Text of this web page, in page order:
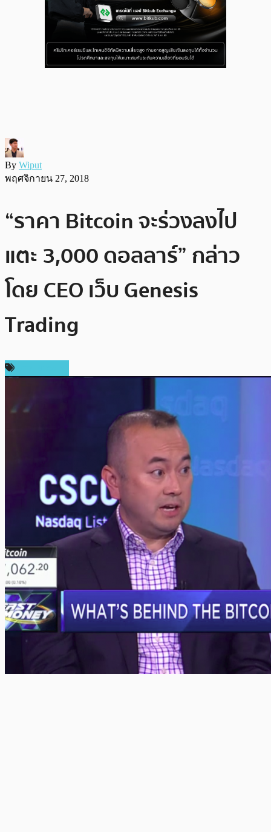
By Wiput
พฤศจิกายน 27, 2018
“ราคา Bitcoin จะร่วงลงไป
แตะ 3,000 ดอลลาร์” กล่าว
โดย CEO เว็บ Genesis
Trading